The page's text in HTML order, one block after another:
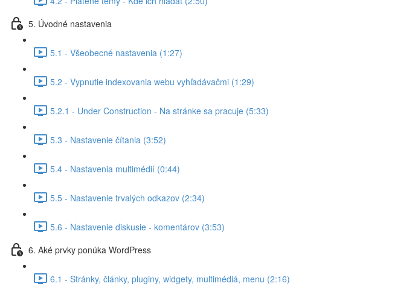
5. Úvodné nastavenia
5.1 - Všeobecné nastavenia (1:27)
5.2 - Vypnutie indexovania webu vyhľadávačmi (1:29)
5.2.1 - Under Construction - Na stránke sa pracuje (5:33)
5.3 - Nastavenie čítania (3:52)
5.4 - Nastavenia multimédií (0:44)
5.5 - Nastavenie trvalých odkazov (2:34)
5.6 - Nastavenie diskusie - komentárov (3:53)
6. Aké prvky ponúka WordPress
6.1 - Stránky, články, pluginy, widgety, multimédiá, menu (2:16)